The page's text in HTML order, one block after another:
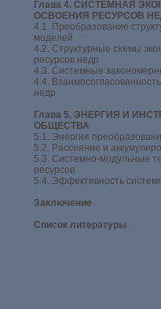
Глава 4. СИСТЕМНАЯ
ОСВОЕНИЯ РЕСУРСОВ
4.1. Преобразование
моделей
4.2. Структурные схемы
ресурсов недр
4.3. Системные
4.4.
недр
Глава 5. ЭНЕРГИЯ И
ОБЩЕСТВА
5.1. Энергия
5.2. Рассеяние и
5.3. Системно-модульные
ресурсов
5.4. Эффективность
Заключение
Список литературы